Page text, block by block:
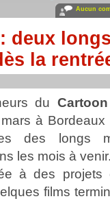
Aucun
deux
la
du
à
des longs
les mois à
à des
films